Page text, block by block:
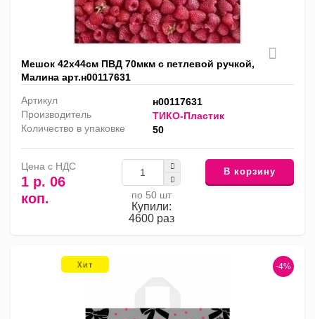
Мешок 42х44см ПВД 70мкм с петлевой ручкой,
Малина арт.н00117631
Артикул
н00117631
Производитель
ТИКО-Пластик
Количество в упаковке
50
Цена с НДС
1 р. 06
коп.
по 50 шт
Купили:
4600 раз
В корзину
-4%